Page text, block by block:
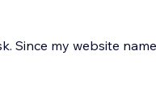
Since my website